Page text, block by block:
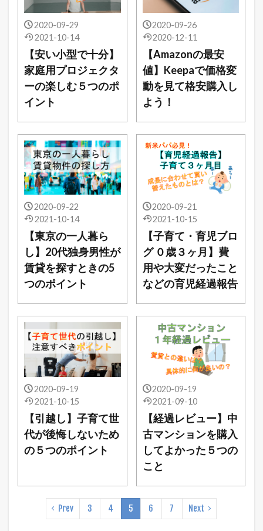
2020-09-29
2021-10-14
【安い小型で十分】
家庭用プロジェクタ
ーの楽しむ５つのポ
イント
2020-09-26
2020-12-11
【Amazonの最安
値】Keepaで価格変
動を見て格安購入し
よう！
2020-09-22
2021-10-14
【東京の一人暮ら
し】20代独身男性が
賃貸を探すときの5
つのポイント
2020-09-21
2021-10-15
【子育て・育児ブロ
グ ０歳３ヶ月】費
用や大変だったこと
などの育児経過報告
2020-09-19
2021-10-15
【引越し】子育て世
代が後悔しないため
の５つのポイント
2020-09-19
2021-09-10
【経過レビュー】中
古マンションを購入
してよかった５つの
こと
Prev 3 4 5 6 7 Next